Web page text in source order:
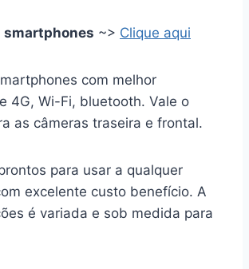
smartphones ~> Clique aqui
com melhor
4G, Wi-Fi, bluetooth. Vale o
as câmeras traseira e frontal.
para usar a qualquer
excelente custo benefício. A
é variada e sob medida para